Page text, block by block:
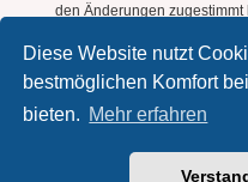
Diese Website nutzt
bestmöglichen Komfort
bieten. Mehr erfahren
den Änderungen zugestimmt
Informationen über den
sind in der
Powered byphpBB®